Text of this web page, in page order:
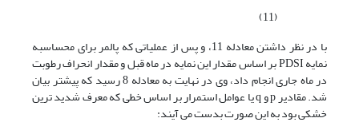
(11)
با در نظر داشتن معادله 11، و پس از عملیاتی که پالمر برای محساسبه
نمایه PDSI بر اساس مقدار این نمایه در ماه قبل و مقدار انحراف رطوبت
در ماه جاری انجام داد، وی در نهایت به معادله 8 رسید که پیشتر بیان
شد. مقادیر p و q یا عوامل استمرار بر اساس خطی که معرف شدید ترین
خشکی بود به این صورت بدست می آیند: